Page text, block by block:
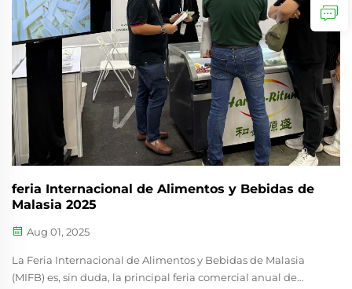
feria Internacional de Alimentos y Bebidas de
Malasia 2025
Aug 01, 2025
La Feria Internacional de Alimentos y Bebidas de Malasia
(MIFB) es, sin duda, la principal feria comercial anual de